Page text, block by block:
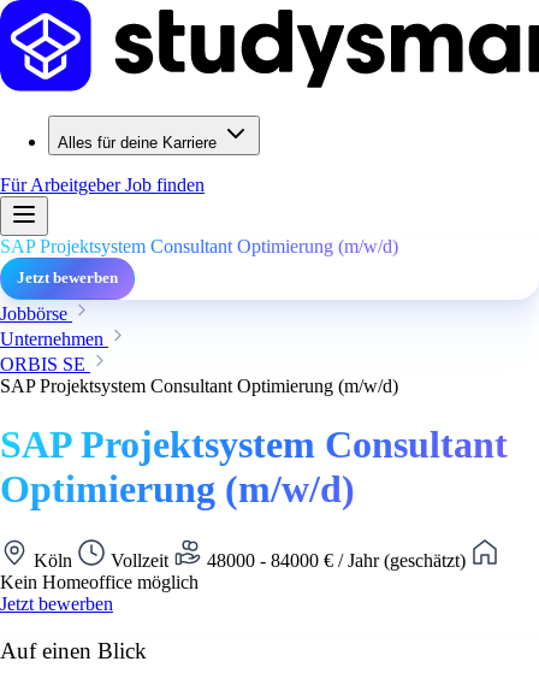
Alles für deine Karriere
Für ArbeitgeberJob finden
SAP Projektsystem Consultant Optimierung (m/w/d)
Jetzt bewerben
Jobbörse
Unternehmen
ORBIS SE
SAP Projektsystem Consultant Optimierung (m/w/d)
SAP Projektsystem Consultant
Optimierung (m/w/d)
Köln Vollzeit
48000 - 84000 € / Jahr (geschätzt)
Kein Homeoffice möglich
Jetzt bewerben
Auf einen Blick